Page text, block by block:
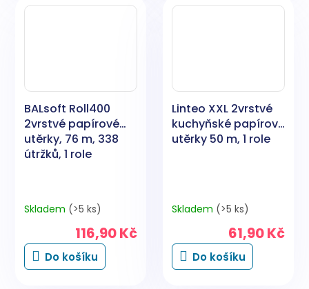
BALsoft Roll400
2vrstvé papírové
utěrky, 76 m, 338
útržků, 1 role
Skladem (>5 ks)
116,90 Kč
Do košíku
Linteo XXL 2vrstvé
kuchyňské papírové
utěrky 50 m, 1 role
Skladem (>5 ks)
61,90 Kč
Do košíku